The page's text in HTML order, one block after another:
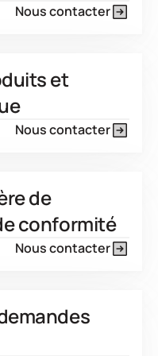
Nous contacter
et
Nous contacter
de
conformité
Nous contacter